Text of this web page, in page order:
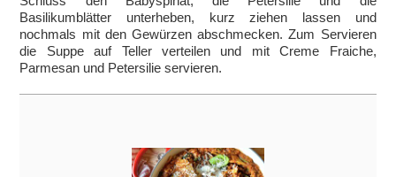
Basilikumblätter unterheben, kurz ziehen lassen und
nochmals mit den Gewürzen abschmecken. Zum Servieren
die Suppe auf Teller verteilen und mit Creme Fraiche,
Parmesan und Petersilie servieren.